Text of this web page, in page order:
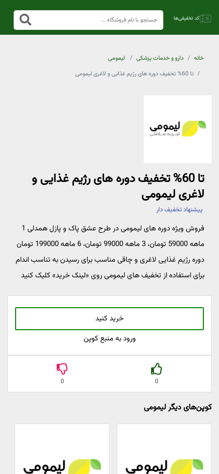
خانه دارو و خدمات پزشکی
لیمومی
تا 60% تخفیف دوره های رژیم غذایی و لاغری لیمومی
تا 60% تخفیف دوره های رژیم غذایی و
لاغری لیمومی
پیشنهاد تخفیف دار
فروش ویژه دوره های لیمومی در طرح عشق پاک و پازل همدلی 1
ماهه 59000 تومان، 3 ماهه 99000 تومان، 6 ماهه 199000 تومان
دوره رژیم غذایی لاغری و چاقی مناسب برای رسیدن به تناسب اندام
برای استفاده از تخفیف های لیمومی روی «لینک خرید» کلیک کنید
خرید کنید
ورود به منبع کوپن
0
0
کوپن‌های دیگر لیمومی